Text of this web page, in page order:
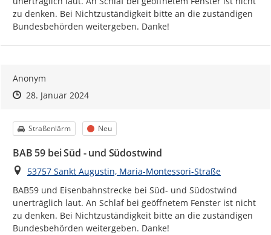
zu denken. Bei Nichtzuständigkeit bitte an die zuständigen
Bundesbehörden weitergeben. Danke!
Anonym
Zeitpunkt des Erstellens
Zeitpunkt des Erstellens
28. Januar 2024Zur Äußerung
Kategorie
Straßenlärm Status
Neu
BAB 59 bei Süd - und Südostwind
Ort
53757 Sankt Augustin, Maria-Montessori-Straße
BAB59 und Eisenbahnstrecke bei Süd- und Südostwind
unerträglich laut. An Schlaf bei geöffnetem Fenster ist nicht
zu denken. Bei Nichtzuständigkeit bitte an die zuständigen
Bundesbehörden weitergeben. Danke!